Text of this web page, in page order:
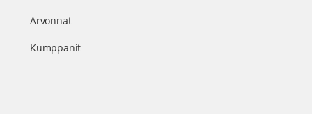
Arvonnat
Kumppanit